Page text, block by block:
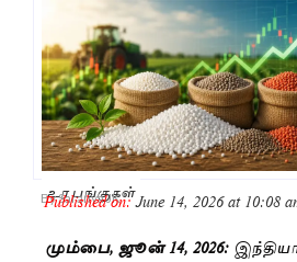
உர பங்குகள்
BySaranya JK
Published on:June 14, 2026 at 10:08
மும்பை, ஜூன் 14, 2026: